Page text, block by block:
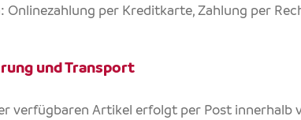
Onlinezahlung per Kreditkarte, Zahlung per
und Transport
verfügbaren Artikel erfolgt per Post innerhalb